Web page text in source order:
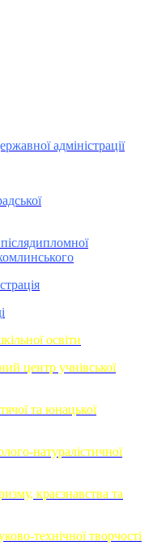
адміністрації
освіти
центр учнівської
та юнацької
натуралістичної
краєзнавства та
технічної творчості